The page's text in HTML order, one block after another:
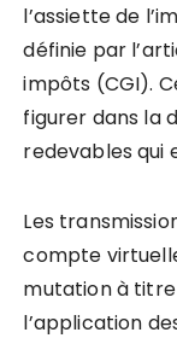
l’assiette de
définie par
impôts (CGI).
figurer dans la
redevables qui
Les
compte
mutation à
l’application